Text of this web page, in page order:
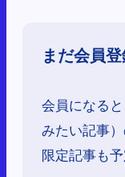
まだ会員
会員になる
みたい記事
限定記事も